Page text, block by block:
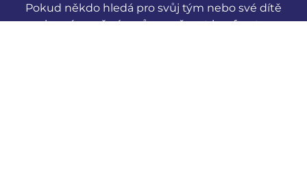
Pokud někdo hledá pro svůj tým nebo své dítě
vysokou úroveň zápasů a možnost konfrontace s